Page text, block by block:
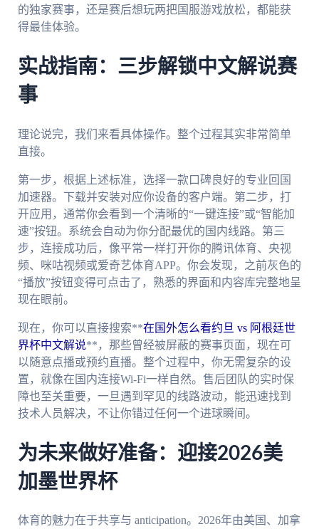
的独家赛事，还是赛后想玩两把国服游戏放松，都能获
得最佳体验。
实战指南：三步解锁中文解说赛
事
理论说完，我们来看具体操作。整个过程其实非常简单
直接。
第一步，根据上述标准，选择一款口碑良好的专业回国
加速器。下载并安装对应你设备的客户端。第二步，打
开应用，通常你会看到一个清晰的“一键连接”或“智能加
速”按钮。系统会自动为你分配最优的国内线路。第三
步，连接成功后，像平常一样打开你的腾讯体育、央视
频、咪咕视频或爱奇艺体育APP。你会发现，之前灰色的
“播放”按钮变得可点击了，熟悉的界面和内容库完整地呈
现在眼前。
现在，你可以直接搜索**在国外怎么看约旦 vs 阿根廷世
界杯中文解说**，那些曾经被屏蔽的赛事页面，现在可
以随意点播或预约直播。整个过程中，你无需复杂的设
置，就像在国内连接Wi-Fi一样自然。售后团队的实时保
障也至关重要，一旦遇到罕见的线路波动，能迅速找到
技术人员解决，不让你错过任何一个进球瞬间。
为未来做好准备：迎接2026美
加墨世界杯
体育的魅力在于共享与 anticipation。2026年由美国、加拿